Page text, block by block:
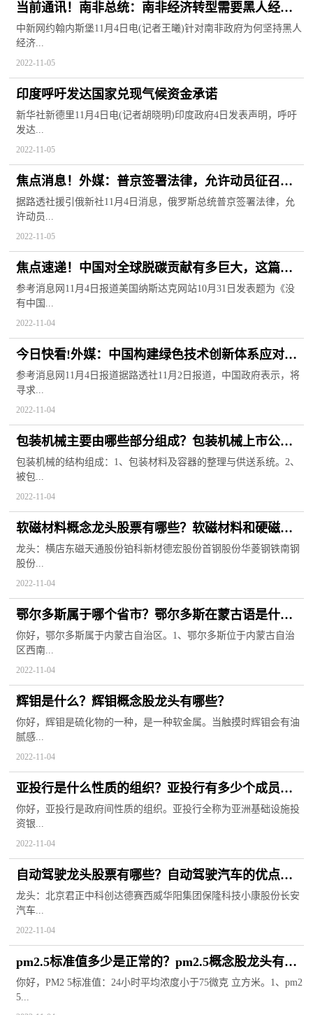
当前通讯！南非总统：南非经济转型需要黑人经济
振兴政策
中新网约翰内斯堡11月4日电(记者王曦)针对南非政府为何坚持黑人
经济...
2022-11-05
印度呼吁发达国家兑现气候资金承诺
新华社新德里11月4日电(记者胡晓明)印度政府4日发表声明，呼吁
发达...
2022-11-05
焦点消息！外媒：普京签署法律，允许动员征召重
罪者
据路透社援引俄新社11月4日消息，俄罗斯总统普京签署法律，允
许动员...
2022-11-05
焦点速递！中国对全球脱碳贡献有多巨大，这篇外
媒文章道出了事实
参考消息网11月4日报道美国纳斯达克网站10月31日发表题为《没
有中国...
2022-11-04
今日快看!外媒：中国构建绿色技术创新体系应对环
境挑战
参考消息网11月4日报道据路透社11月2日报道，中国政府表示，将
寻求...
2022-11-04
包装机械主要由哪些部分组成？包装机械上市公司
龙头
包装机械的结构组成：1、包装材料及容器的整理与供送系统。2、
被包...
2022-11-04
软磁材料概念龙头股票有哪些？软磁材料和硬磁材
料的区别
龙头：横店东磁天通股份铂科新材德宏股份首钢股份华菱钢铁南钢
股份...
2022-11-04
鄂尔多斯属于哪个省市？鄂尔多斯在蒙古语是什么
意思？
你好，鄂尔多斯属于内蒙古自治区。1、鄂尔多斯位于内蒙古自治
区西南...
2022-11-04
辉钼是什么？辉钼概念股龙头有哪些？
你好，辉钼是硫化物的一种，是一种软金属。当触摸时辉钼会有油
腻感...
2022-11-04
亚投行是什么性质的组织？亚投行有多少个成员
国？
你好，亚投行是政府间性质的组织。亚投行全称为亚洲基础设施投
资银...
2022-11-04
自动驾驶龙头股票有哪些？自动驾驶汽车的优点和
缺点
龙头：北京君正中科创达德赛西威华阳集团保隆科技小康股份长安
汽车...
2022-11-04
pm2.5标准值多少是正常的？pm2.5概念股龙头有哪
些？
你好，PM2 5标准值：24小时平均浓度小于75微克 立方米。1、pm2
5...